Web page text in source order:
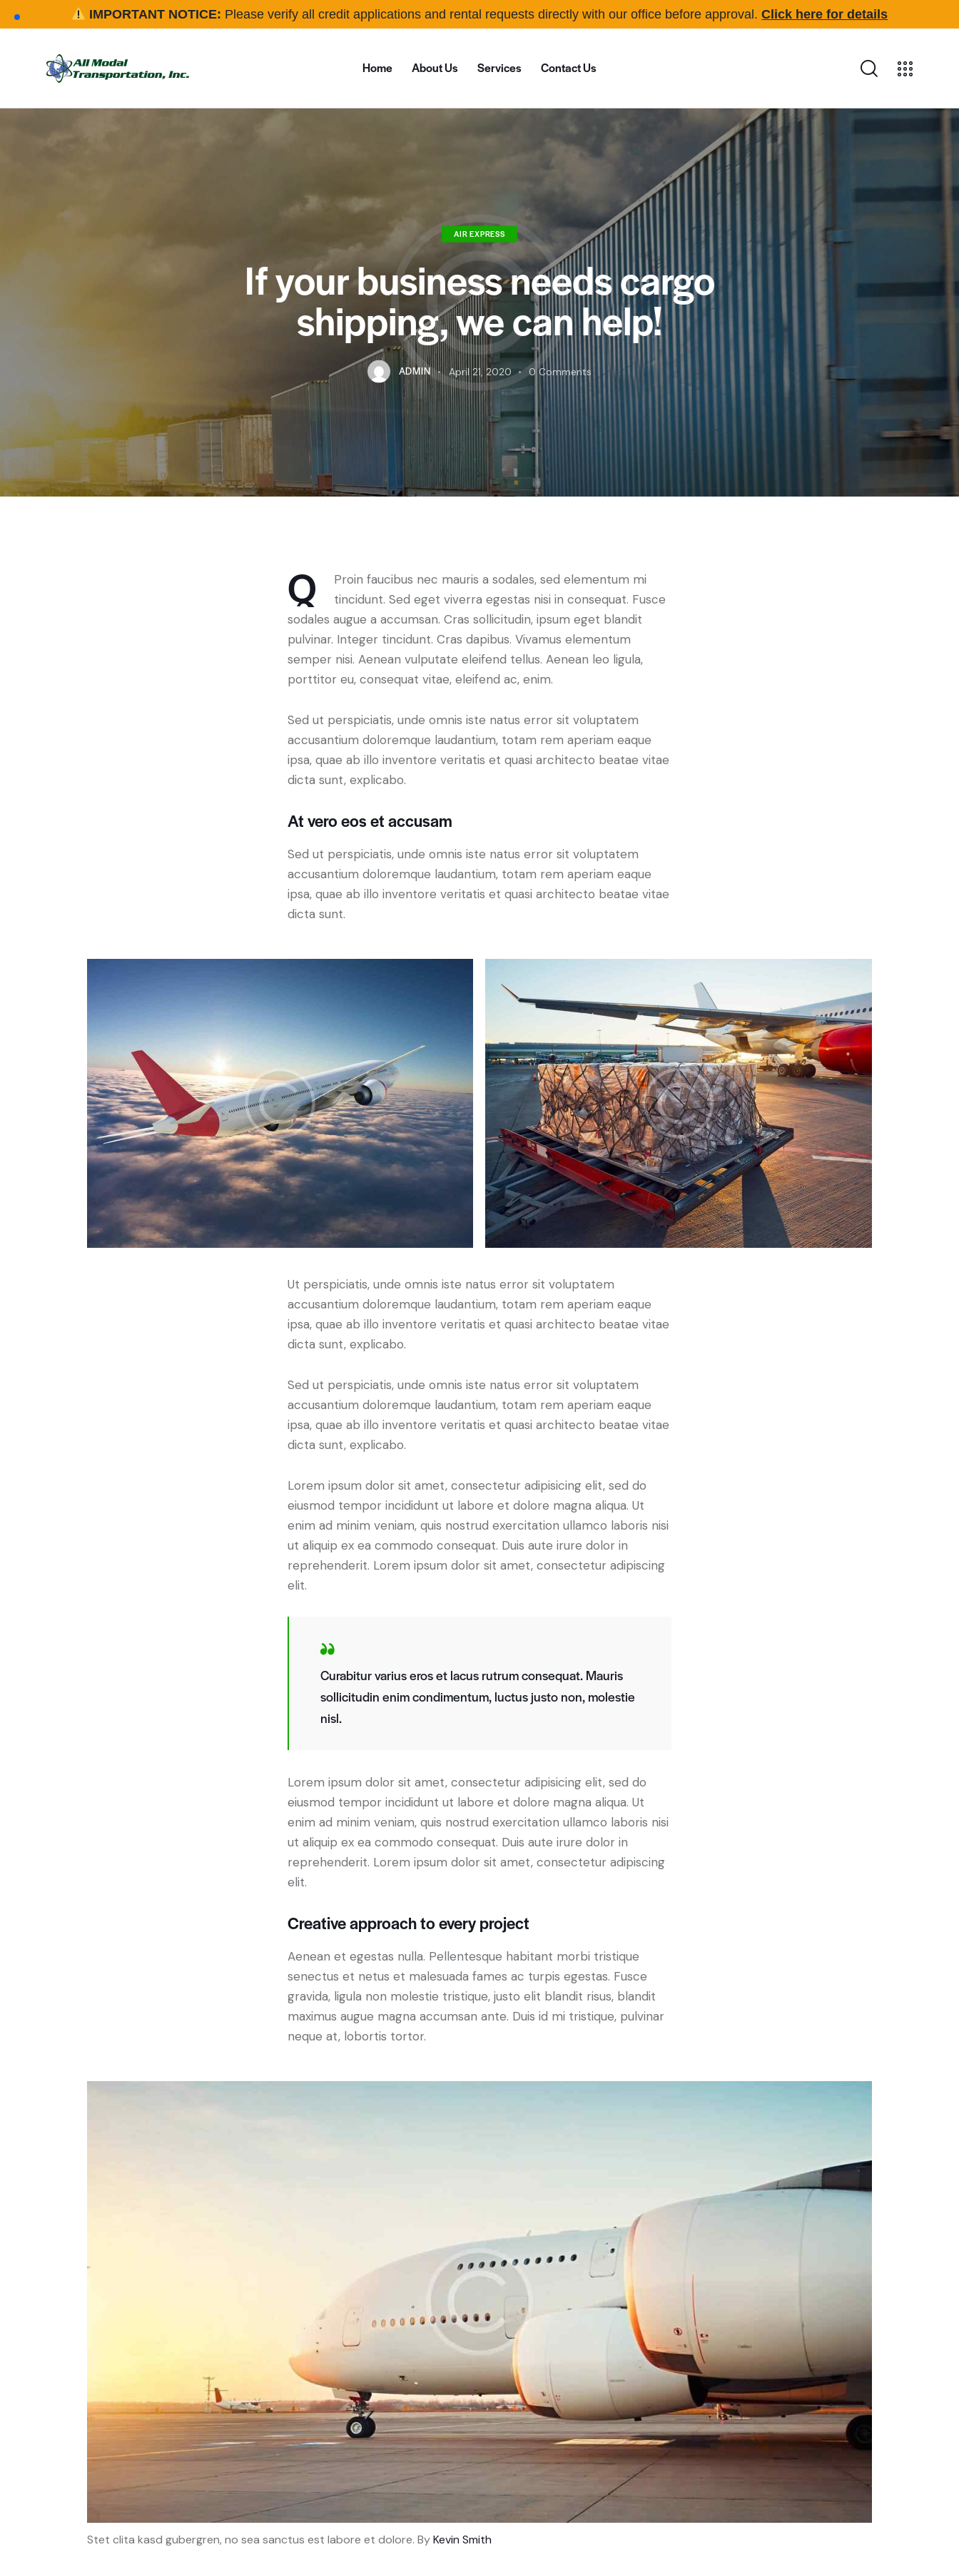
IMPORTANT NOTICE: Please verify all credit applications and rental requests directly with our office before approval.Click here for details
Home About Us Services Contact Us
AIR EXPRESS
If your business needs cargo
shipping, we can help!
ADMIN April 21, 2020 0 Comments
Q
Proin faucibus nec mauris a sodales, sed elementum mi
tincidunt. Sed eget viverra egestas nisi in consequat. Fusce
sodales augue a accumsan. Cras sollicitudin, ipsum eget blandit
pulvinar. Integer tincidunt. Cras dapibus. Vivamus elementum
semper nisi. Aenean vulputate eleifend tellus. Aenean leo ligula,
porttitor eu, consequat vitae, eleifend ac, enim.
Sed ut perspiciatis, unde omnis iste natus error sit voluptatem
accusantium doloremque laudantium, totam rem aperiam eaque
ipsa, quae ab illo inventore veritatis et quasi architecto beatae vitae
dicta sunt, explicabo.
At vero eos et accusam
Sed ut perspiciatis, unde omnis iste natus error sit voluptatem
accusantium doloremque laudantium, totam rem aperiam eaque
ipsa, quae ab illo inventore veritatis et quasi architecto beatae vitae
dicta sunt.
Ut perspiciatis, unde omnis iste natus error sit voluptatem
accusantium doloremque laudantium, totam rem aperiam eaque
ipsa, quae ab illo inventore veritatis et quasi architecto beatae vitae
dicta sunt, explicabo.
Sed ut perspiciatis, unde omnis iste natus error sit voluptatem
accusantium doloremque laudantium, totam rem aperiam eaque
ipsa, quae ab illo inventore veritatis et quasi architecto beatae vitae
dicta sunt, explicabo.
Lorem ipsum dolor sit amet, consectetur adipisicing elit, sed do
eiusmod tempor incididunt ut labore et dolore magna aliqua. Ut
enim ad minim veniam, quis nostrud exercitation ullamco laboris nisi
ut aliquip ex ea commodo consequat. Duis aute irure dolor in
reprehenderit. Lorem ipsum dolor sit amet, consectetur adipiscing
elit.
Curabitur varius eros et lacus rutrum consequat. Mauris
sollicitudin enim condimentum, luctus justo non, molestie
nisl.
Lorem ipsum dolor sit amet, consectetur adipisicing elit, sed do
eiusmod tempor incididunt ut labore et dolore magna aliqua. Ut
enim ad minim veniam, quis nostrud exercitation ullamco laboris nisi
ut aliquip ex ea commodo consequat. Duis aute irure dolor in
reprehenderit. Lorem ipsum dolor sit amet, consectetur adipiscing
elit.
Creative approach to every project
Aenean et egestas nulla. Pellentesque habitant morbi tristique
senectus et netus et malesuada fames ac turpis egestas. Fusce
gravida, ligula non molestie tristique, justo elit blandit risus, blandit
maximus augue magna accumsan ante. Duis id mi tristique, pulvinar
neque at, lobortis tortor.
Stet clita kasd gubergren, no sea sanctus est labore et dolore. ByKevin Smith